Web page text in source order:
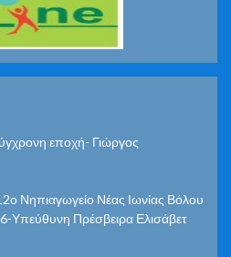
εποχή- Γιώργος
Νηπιαγωγείο Νέας Ιωνίας Βόλου
Υπεύθυνη Πρέσβειρα Ελισάβετ